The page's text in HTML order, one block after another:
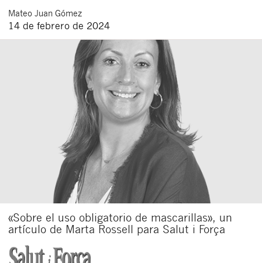
Mateo Juan Gómez
14 de febrero de 2024
«Sobre el uso obligatorio de mascarillas», un
artículo de Marta Rossell para Salut i Força